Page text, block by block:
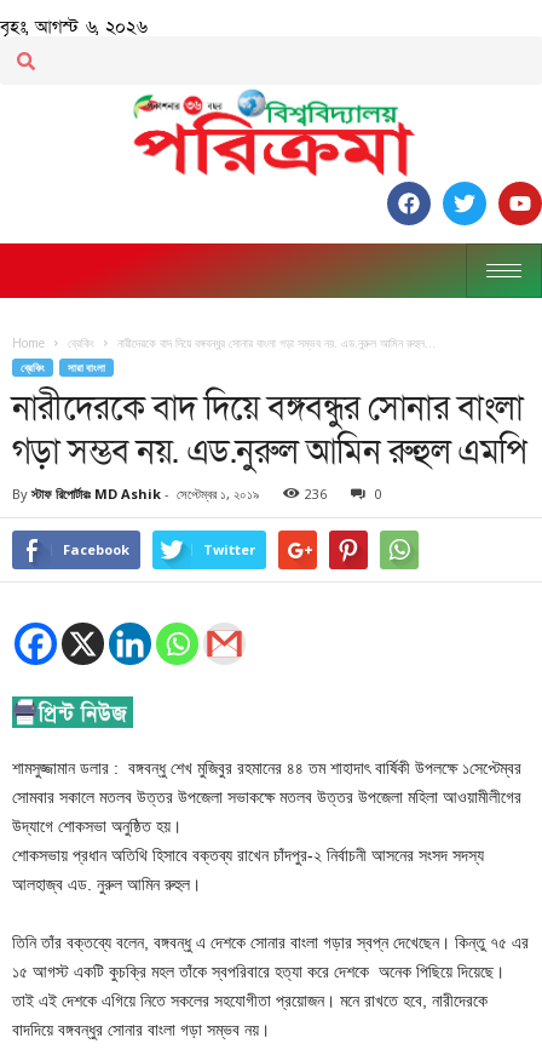
বৃহঃ, আগস্ট ৬, ২০২৬
Home ব্রেকিং নারীদেরকে বাদ দিয়ে বঙ্গবন্ধুর সোনার বাংলা গড়া সম্ভব নয়. এড.নুরুল আমিন রুহুল...
ব্রেকিং সারা বাংলা
নারীদেরকে বাদ দিয়ে বঙ্গবন্ধুর সোনার বাংলা
গড়া সম্ভব নয়. এড.নুরুল আমিন রুহুল এমপি
By স্টাফ রিপোর্টারঃ MD Ashik - সেপ্টেম্বর ১, ২০১৯ 236 0
Facebook Twitter
শামসুজ্জামান ডলার : বঙ্গবন্ধু শেখ মুজিবুর রহমানের ৪৪ তম শাহাদাৎ বার্ষিকী উপলক্ষে ১সেপ্টেম্বর
সোমবার সকালে মতলব উত্তর উপজেলা সভাকক্ষে মতলব উত্তর উপজেলা মহিলা আওয়ামীলীগের
উদ্যাগে শোকসভা অনুষ্ঠিত হয়।
শোকসভায় প্রধান অতিথি হিসাবে বক্তব্য রাখেন চাঁদপুর-২ নির্বাচনী আসনের সংসদ সদস্য
আলহাজ্ব এড. নুরুল আমিন রুহুল।
তিনি তাঁর বক্তব্যে বলেন, বঙ্গবন্ধু এ দেশকে সোনার বাংলা গড়ার স্বপ্ন দেখেছেন। কিন্তু ৭৫ এর
১৫ আগস্ট একটি কুচক্রি মহল তাঁকে স্বপরিবারে হত্যা করে দেশকে অনেক পিছিয়ে দিয়েছে।
তাই এই দেশকে এগিয়ে নিতে সকলের সহযোগীতা প্রয়োজন। মনে রাখতে হবে, নারীদেরকে
বাদদিয়ে বঙ্গবন্ধুর সোনার বাংলা গড়া সম্ভব নয়।